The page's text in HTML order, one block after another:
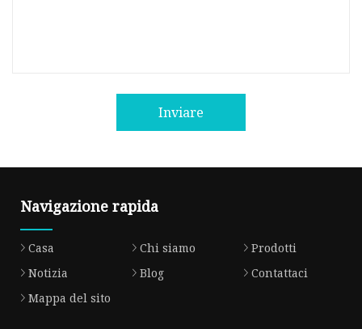
Inviare
Navigazione rapida
Casa Chi siamo
Prodotti
Notizia
Blog
Contattaci
Mappa del sito